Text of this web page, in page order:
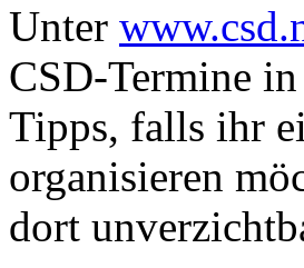
Unter
CSD-Termine
Tipps, falls ihr
organisieren
dort